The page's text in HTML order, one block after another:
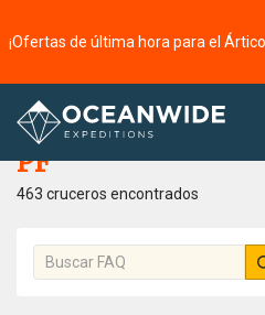
Página principal
PF
463 cruceros encontrados